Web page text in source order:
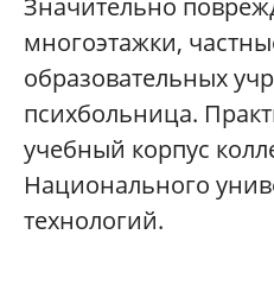
Значительно
многоэтажки,
образовательных
психбольница.
учебный корпус
Национального
технологий.